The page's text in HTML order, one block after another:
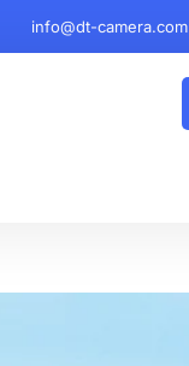
info@dt-camera.com